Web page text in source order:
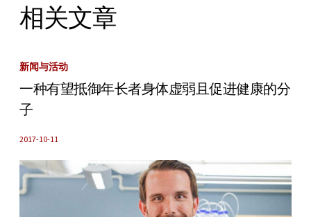
相关文章
新闻与活动
一种有望抵御年长者身体虚弱且促进健康的分
子
2017-10-11